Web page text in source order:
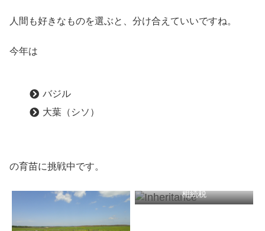
人間も好きなものを選ぶと、分け合えていいですね。
今年は
バジル
大葉（シソ）
の育苗に挑戦中です。
相続税